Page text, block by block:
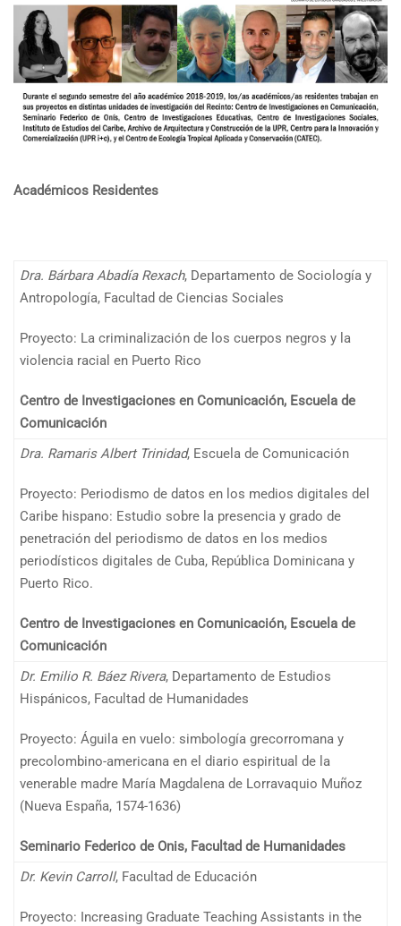
Académicos Residentes
Dra. Bárbara Abadía Rexach, Departamento de Sociología y
Antropología, Facultad de Ciencias Sociales
Proyecto: La criminalización de los cuerpos negros y la
violencia racial en Puerto Rico
Centro de Investigaciones en Comunicación, Escuela de
Comunicación
Dra. Ramaris Albert Trinidad, Escuela de Comunicación
Proyecto: Periodismo de datos en los medios digitales del
Caribe hispano: Estudio sobre la presencia y grado de
penetración del periodismo de datos en los medios
periodísticos digitales de Cuba, República Dominicana y
Puerto Rico.
Centro de Investigaciones en Comunicación, Escuela de
Comunicación
Dr. Emilio R. Báez Rivera, Departamento de Estudios
Hispánicos, Facultad de Humanidades
Proyecto: Águila en vuelo: simbología grecorromana y
precolombino-americana en el diario espiritual de la
venerable madre María Magdalena de Lorravaquio Muñoz
(Nueva España, 1574-1636)
Seminario Federico de Onis, Facultad de Humanidades
Dr. Kevin Carroll, Facultad de Educación
Proyecto: Increasing Graduate Teaching Assistants in the